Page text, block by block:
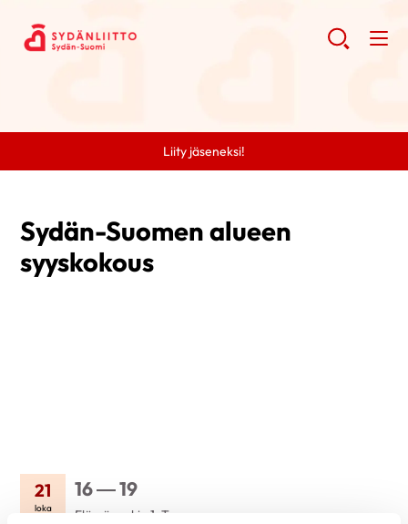
Liity jäseneksi!
Sydän-Suomen alueen
syyskokous
21
loka
16 — 19
Elämänaukio 1, Tampere